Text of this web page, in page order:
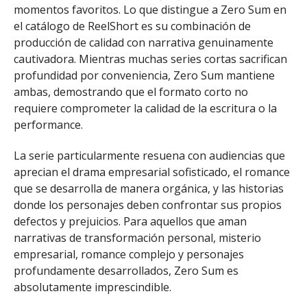
momentos favoritos. Lo que distingue a Zero Sum en
el catálogo de ReelShort es su combinación de
producción de calidad con narrativa genuinamente
cautivadora. Mientras muchas series cortas sacrifican
profundidad por conveniencia, Zero Sum mantiene
ambas, demostrando que el formato corto no
requiere comprometer la calidad de la escritura o la
performance.
La serie particularmente resuena con audiencias que
aprecian el drama empresarial sofisticado, el romance
que se desarrolla de manera orgánica, y las historias
donde los personajes deben confrontar sus propios
defectos y prejuicios. Para aquellos que aman
narrativas de transformación personal, misterio
empresarial, romance complejo y personajes
profundamente desarrollados, Zero Sum es
absolutamente imprescindible.